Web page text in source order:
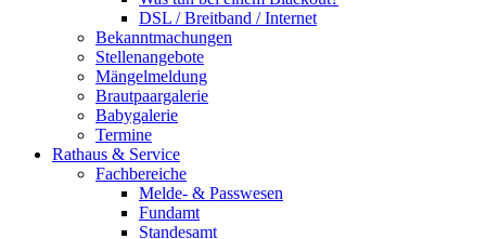
DSL / Breitband / Internet
Bekanntmachungen
Stellenangebote
Mängelmeldung
Brautpaargalerie
Babygalerie
Termine
Rathaus & Service
Fachbereiche
Melde- & Passwesen
Fundamt
Standesamt